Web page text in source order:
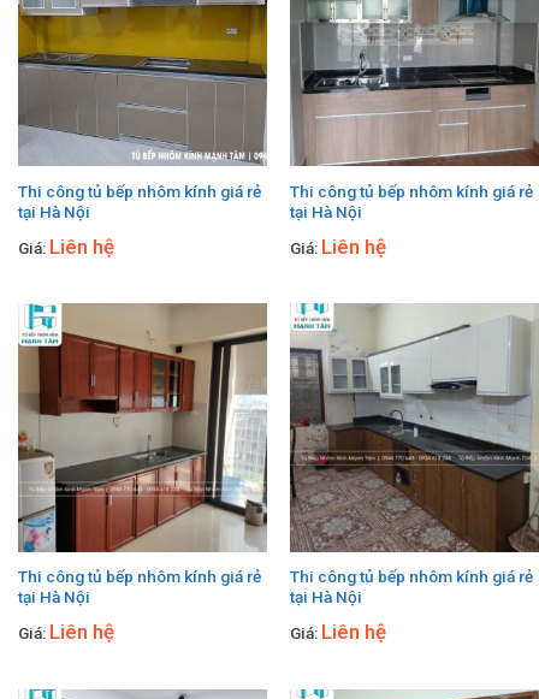
Thi công tủ bếp nhôm kính giá rẻ
tại Hà Nội
Giá: Liên hệ
Thi công tủ bếp nhôm kính giá rẻ
tại Hà Nội
Giá: Liên hệ
Thi công tủ bếp nhôm kính giá rẻ
tại Hà Nội
Giá: Liên hệ
Thi công tủ bếp nhôm kính giá rẻ
tại Hà Nội
Giá: Liên hệ